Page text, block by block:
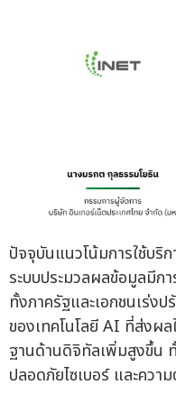
ปัจจุบันแนวโน้มการใช้บ
ระบบประมวลผลข้อมูลมีก
ทั้งภาครัฐและเอกชนเร่ง
ของเทคโนโลยี AI ที่ส่งผ
ฐานด้านดิจิทัลเพิ่มสูงขึ้น
ปลอดภัยไซเบอร์ และควา